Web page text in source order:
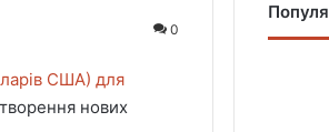
0
США) для
нових